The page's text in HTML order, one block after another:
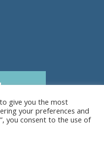
give you the most
your preferences and
you consent to the use of